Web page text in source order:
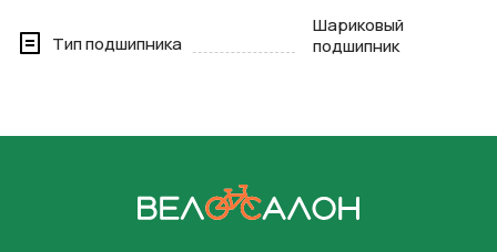
Тип подшипника
Шариковый
подшипник